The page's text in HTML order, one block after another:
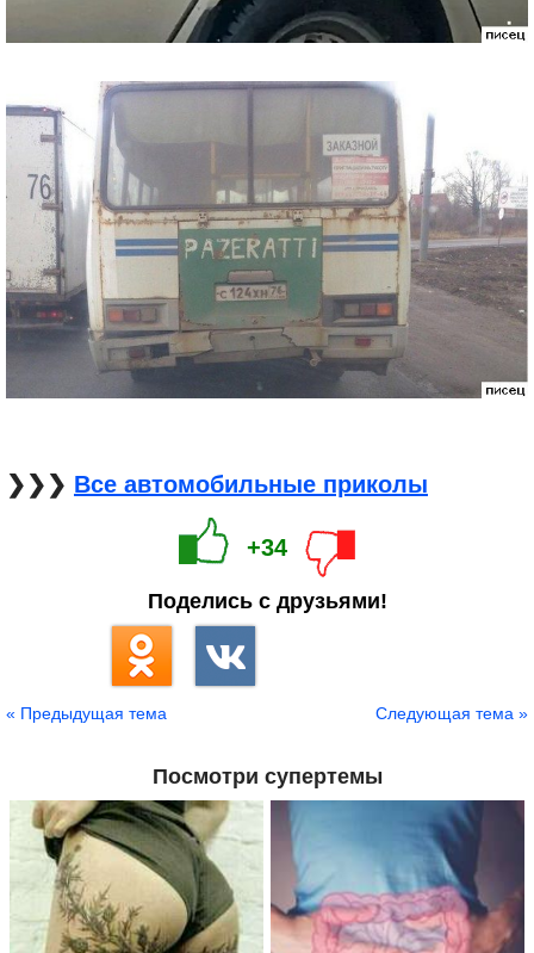
❯❯❯ Все автомобильные приколы
+34
Поделись с друзьями!
« Предыдущая тема Следующая тема »
Посмотри супертемы